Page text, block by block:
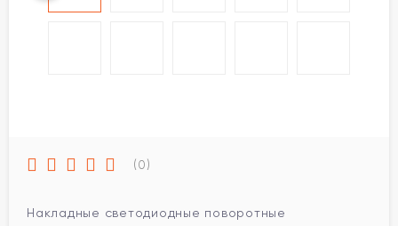
(0)
Накладные светодиодные поворотные